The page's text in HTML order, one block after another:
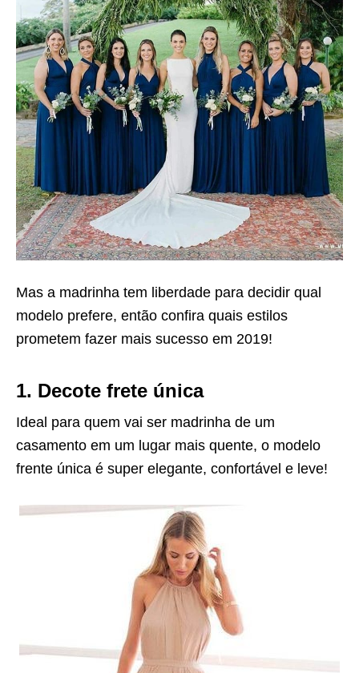
Mas a madrinha tem liberdade para decidir qual
modelo prefere, então confira quais estilos
prometem fazer mais sucesso em 2019!
1. Decote frete única
Ideal para quem vai ser madrinha de um
casamento em um lugar mais quente, o modelo
frente única é super elegante, confortável e leve!